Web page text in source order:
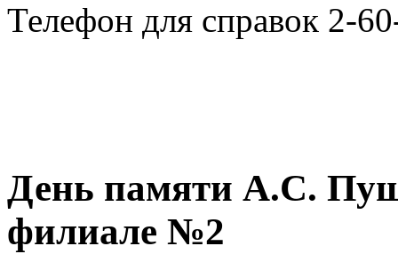
Телефон для справок 2-
День памяти А.С.
филиале №2